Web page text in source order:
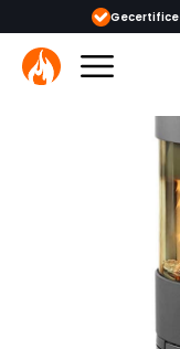
adviseurs & monteurs